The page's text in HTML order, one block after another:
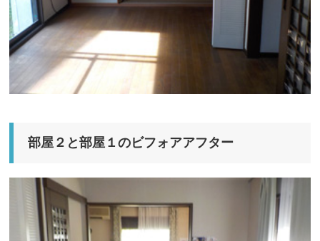
部屋２と部屋１のビフォアアフター